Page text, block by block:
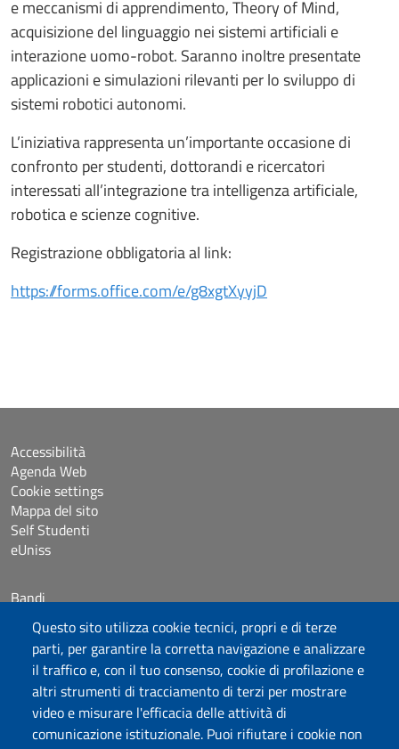
Questo sito utilizza cookie tecnici, propri e di terze
parti, per garantire la corretta navigazione e analizzare
il traffico e, con il tuo consenso, cookie di profilazione e
altri strumenti di tracciamento di terzi per mostrare
video e misurare l'efficacia delle attività di
comunicazione istituzionale. Puoi rifiutare i cookie non
e meccanismi di apprendimento, Theory of Mind,
acquisizione del linguaggio nei sistemi artificiali e
interazione uomo-robot. Saranno inoltre presentate
applicazioni e simulazioni rilevanti per lo sviluppo di
sistemi robotici autonomi.
L’iniziativa rappresenta un’importante occasione di
confronto per studenti, dottorandi e ricercatori
interessati all’integrazione tra intelligenza artificiale,
robotica e scienze cognitive.
Registrazione obbligatoria al link:
https://forms.office.com/e/g8xgtXyyjD
Università degli Studi di Sassari
Accessibilità
Agenda Web
Cookie settings
Mappa del sito
Self Studenti
eUniss
Bandi
Posta elettronica @uniss.it
Protocollo
Seguici su